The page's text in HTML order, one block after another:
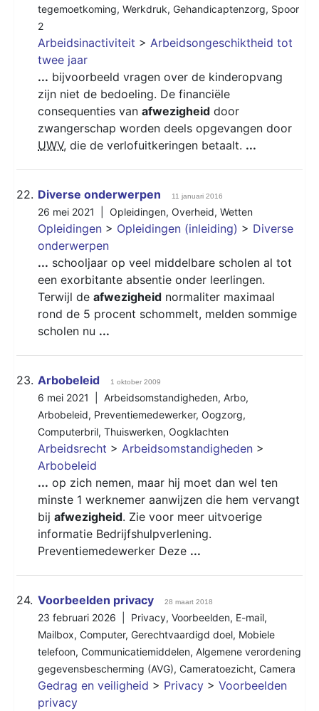
tegemoetkoming, Werkdruk, Gehandicaptenzorg, Spoor
2
Arbeidsinactiviteit > Arbeidsongeschiktheid tot
twee jaar
... bijvoorbeeld vragen over de kinderopvang
zijn niet de bedoeling. De financiële
consequenties van afwezigheid door
zwangerschap worden deels opgevangen door
UWV, die de verlofuitkeringen betaalt. ...
22. Diverse onderwerpen 11 januari 2016
26 mei 2021 | Opleidingen, Overheid, Wetten
Opleidingen > Opleidingen (inleiding) > Diverse
onderwerpen
... schooljaar op veel middelbare scholen al tot
een exorbitante absentie onder leerlingen.
Terwijl de afwezigheid normaliter maximaal
rond de 5 procent schommelt, melden sommige
scholen nu ...
23. Arbobeleid 1 oktober 2009
6 mei 2021 | Arbeidsomstandigheden, Arbo,
Arbobeleid, Preventiemedewerker, Oogzorg,
Computerbril, Thuiswerken, Oogklachten
Arbeidsrecht > Arbeidsomstandigheden >
Arbobeleid
... op zich nemen, maar hij moet dan wel ten
minste 1 werknemer aanwijzen die hem vervangt
bij afwezigheid. Zie voor meer uitvoerige
informatie Bedrijfshulpverlening.
Preventiemedewerker Deze ...
24. Voorbeelden privacy 28 maart 2018
23 februari 2026 | Privacy, Voorbeelden, E-mail,
Mailbox, Computer, Gerechtvaardigd doel, Mobiele
telefoon, Communicatiemiddelen, Algemene verordening
gegevensbescherming (AVG), Cameratoezicht, Camera
Gedrag en veiligheid > Privacy > Voorbeelden
privacy